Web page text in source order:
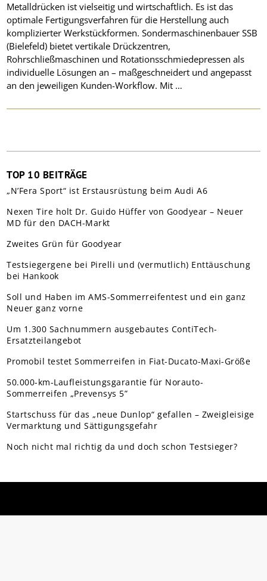
Metalldrücken ist vielseitig und wirtschaftlich. Es ist das
optimale Fertigungsverfahren für die Herstellung auch
komplizierter Werkstückformen. Sondermaschinenbauer SSB
(Bielefeld) bietet vertikale Drückzentren,
Rohrschließmaschinen und Rotationsschmiedepressen als
individuelle Lösungen an – maßgeschneidert und angepasst
an den jeweiligen Kunden-Workflow. Mit …
TOP 10 BEITRÄGE
„N’Fera Sport“ ist Erstausrüstung beim Audi A6
Nexen Tire holt Dr. Guido Hüffer von Goodyear – Neuer
MD für den DACH-Markt
Zweites Grün für Goodyear
Testsiegergene bei Pirelli und (vermutlich) Enttäuschung
bei Hankook
Soll und Haben im AMS-Sommerreifentest und ein ganz
Neuer ganz vorne
Um 1.300 Sachnummern ausgebautes ContiTech-
Ersatzteilangebot
Promobil testet Sommerreifen in Fiat-Ducato-Maxi-Größe
50.000-km-Laufleistungsgarantie für Norauto-
Sommerreifen „Prevensys 5”
Startschuss für das „neue Dunlop“ gefallen – Zweigleisige
Vermarktung und Sättigungsgefahr
Noch nicht mal richtig da und doch schon Testsieger?